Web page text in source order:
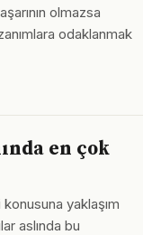
olmazsa
odaklanmak
en çok
yaklaşım
aslında bu